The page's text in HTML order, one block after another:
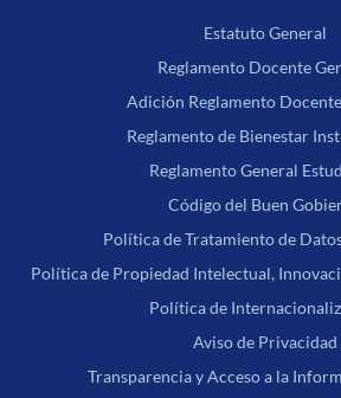
Estatuto General
Reglamento Docente
Adición Reglamento
Reglamento de Bienestar
Reglamento General
Código del Buen
Política de Tratamiento de
Política de Propiedad Intelectual,
Política de
Aviso de Privacidad
Transparencia y Acceso a la